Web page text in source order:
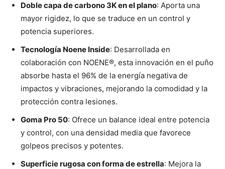
Doble capa de carbono 3K en el plano: Aporta una
mayor rigidez, lo que se traduce en un control y
potencia superiores.
Tecnología Noene Inside: Desarrollada en
colaboración con NOENE®, esta innovación en el puño
absorbe hasta el 96% de la energía negativa de
impactos y vibraciones, mejorando la comodidad y la
protección contra lesiones.
Goma Pro 50: Ofrece un balance ideal entre potencia
y control, con una densidad media que favorece
golpeos precisos y potentes.
Superficie rugosa con forma de estrella: Mejora la